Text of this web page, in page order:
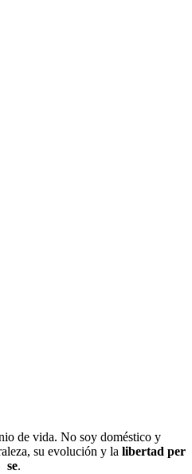
de vida. No soy doméstico y
su evolución y la libertad per
se.